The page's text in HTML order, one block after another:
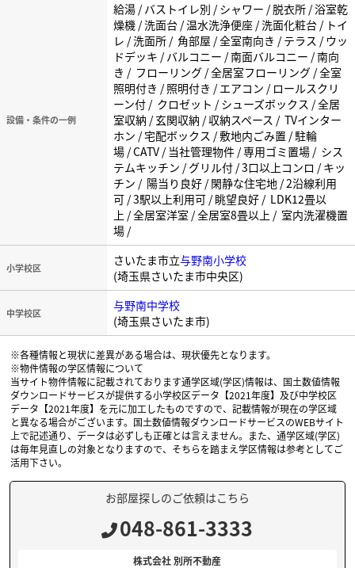
設備・条件の一例
給湯 / バストイレ別 / シャワー / 脱衣所 / 浴室乾
燥機 / 洗面台 / 温水洗浄便座 / 洗面化粧台 / トイ
レ / 洗面所 / 角部屋 / 全室南向き / テラス / ウッ
ドデッキ / バルコニー / 南面バルコニー / 南向
き / フローリング / 全居室フローリング / 全室
照明付き / 照明付き / エアコン / ロールスクリ
ーン付 / クロゼット / シューズボックス / 全居
室収納 / 玄関収納 / 収納スペース / TVインター
ホン / 宅配ボックス / 敷地内ごみ置 / 駐輪
場 / CATV / 当社管理物件 / 専用ゴミ置場 / シス
テムキッチン / グリル付 / 3口以上コンロ / キッ
チン / 陽当り良好 / 閑静な住宅地 / 2沿線利用
可 / 3駅以上利用可 / 眺望良好 / LDK12畳以
上 / 全居室洋室 / 全居室8畳以上 / 室内洗濯機置
場 /
小学校区 さいたま市立与野南小学校
(埼玉県さいたま市中央区)
中学校区
与野南中学校
(埼玉県さいたま市)
※各種情報と現状に差異がある場合は、現状優先となります。
※物件情報の学区情報について
当サイト物件情報に記載されております通学区域(学区)情報は、国土数値情報
ダウンロードサービスが提供する小学校区データ【2021年度】及び中学校区
データ【2021年度】を元に加工したものですので、記載情報が現在の学区域
と異なる場合がございます。国土数値情報ダウンロードサービスのWEBサイト
上で記述通り、データは必ずしも正確とは言えません。また、通学区域(学区)
は毎年見直しの対象となりますので、そちらを踏まえ学区情報は参考としてご
活用下さい。
お部屋探しのご依頼はこちら
048-861-3333
株式会社 別所不動産